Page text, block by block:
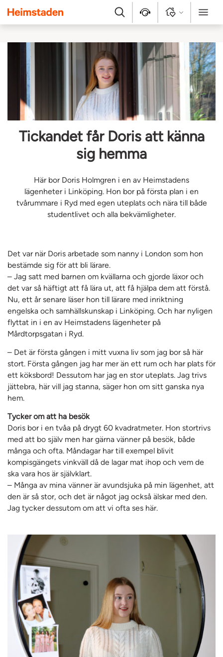
Heimstaden
Sök Kontakt Logga in Meny
Tickandet får Doris att känna
sig hemma
Här bor Doris Holmgren i en av Heimstadens
lägenheter i Linköping. Hon bor på första plan i en
tvårummare i Ryd med egen uteplats och nära till både
studentlivet och alla bekvämligheter.
Det var när Doris arbetade som nanny i London som hon
bestämde sig för att bli lärare.
– Jag satt med barnen om kvällarna och gjorde läxor och
det var så häftigt att få lära ut, att få hjälpa dem att förstå.
Nu, ett år senare läser hon till lärare med inriktning
engelska och samhällskunskap i Linköping. Och har nyligen
flyttat in i en av Heimstadens lägenheter på
Mårdtorpsgatan i Ryd.
– Det är första gången i mitt vuxna liv som jag bor så här
stort. Första gången jag har mer än ett rum och har plats för
ett köksbord! Dessutom har jag en stor uteplats. Jag trivs
jättebra, här vill jag stanna, säger hon om sitt ganska nya
hem.
Tycker om att ha besök
Doris bor i en tvåa på drygt 60 kvadratmeter. Hon stortrivs
med att bo själv men har gärna vänner på besök, både
många och ofta. Måndagar har till exempel blivit
kompisgängets vinkväll då de lagar mat ihop och vem de
ska vara hos är självklart.
– Många av mina vänner är avundsjuka på min lägenhet, att
den är så stor, och det är något jag också älskar med den.
Jag tycker dessutom om att vi ofta ses här.